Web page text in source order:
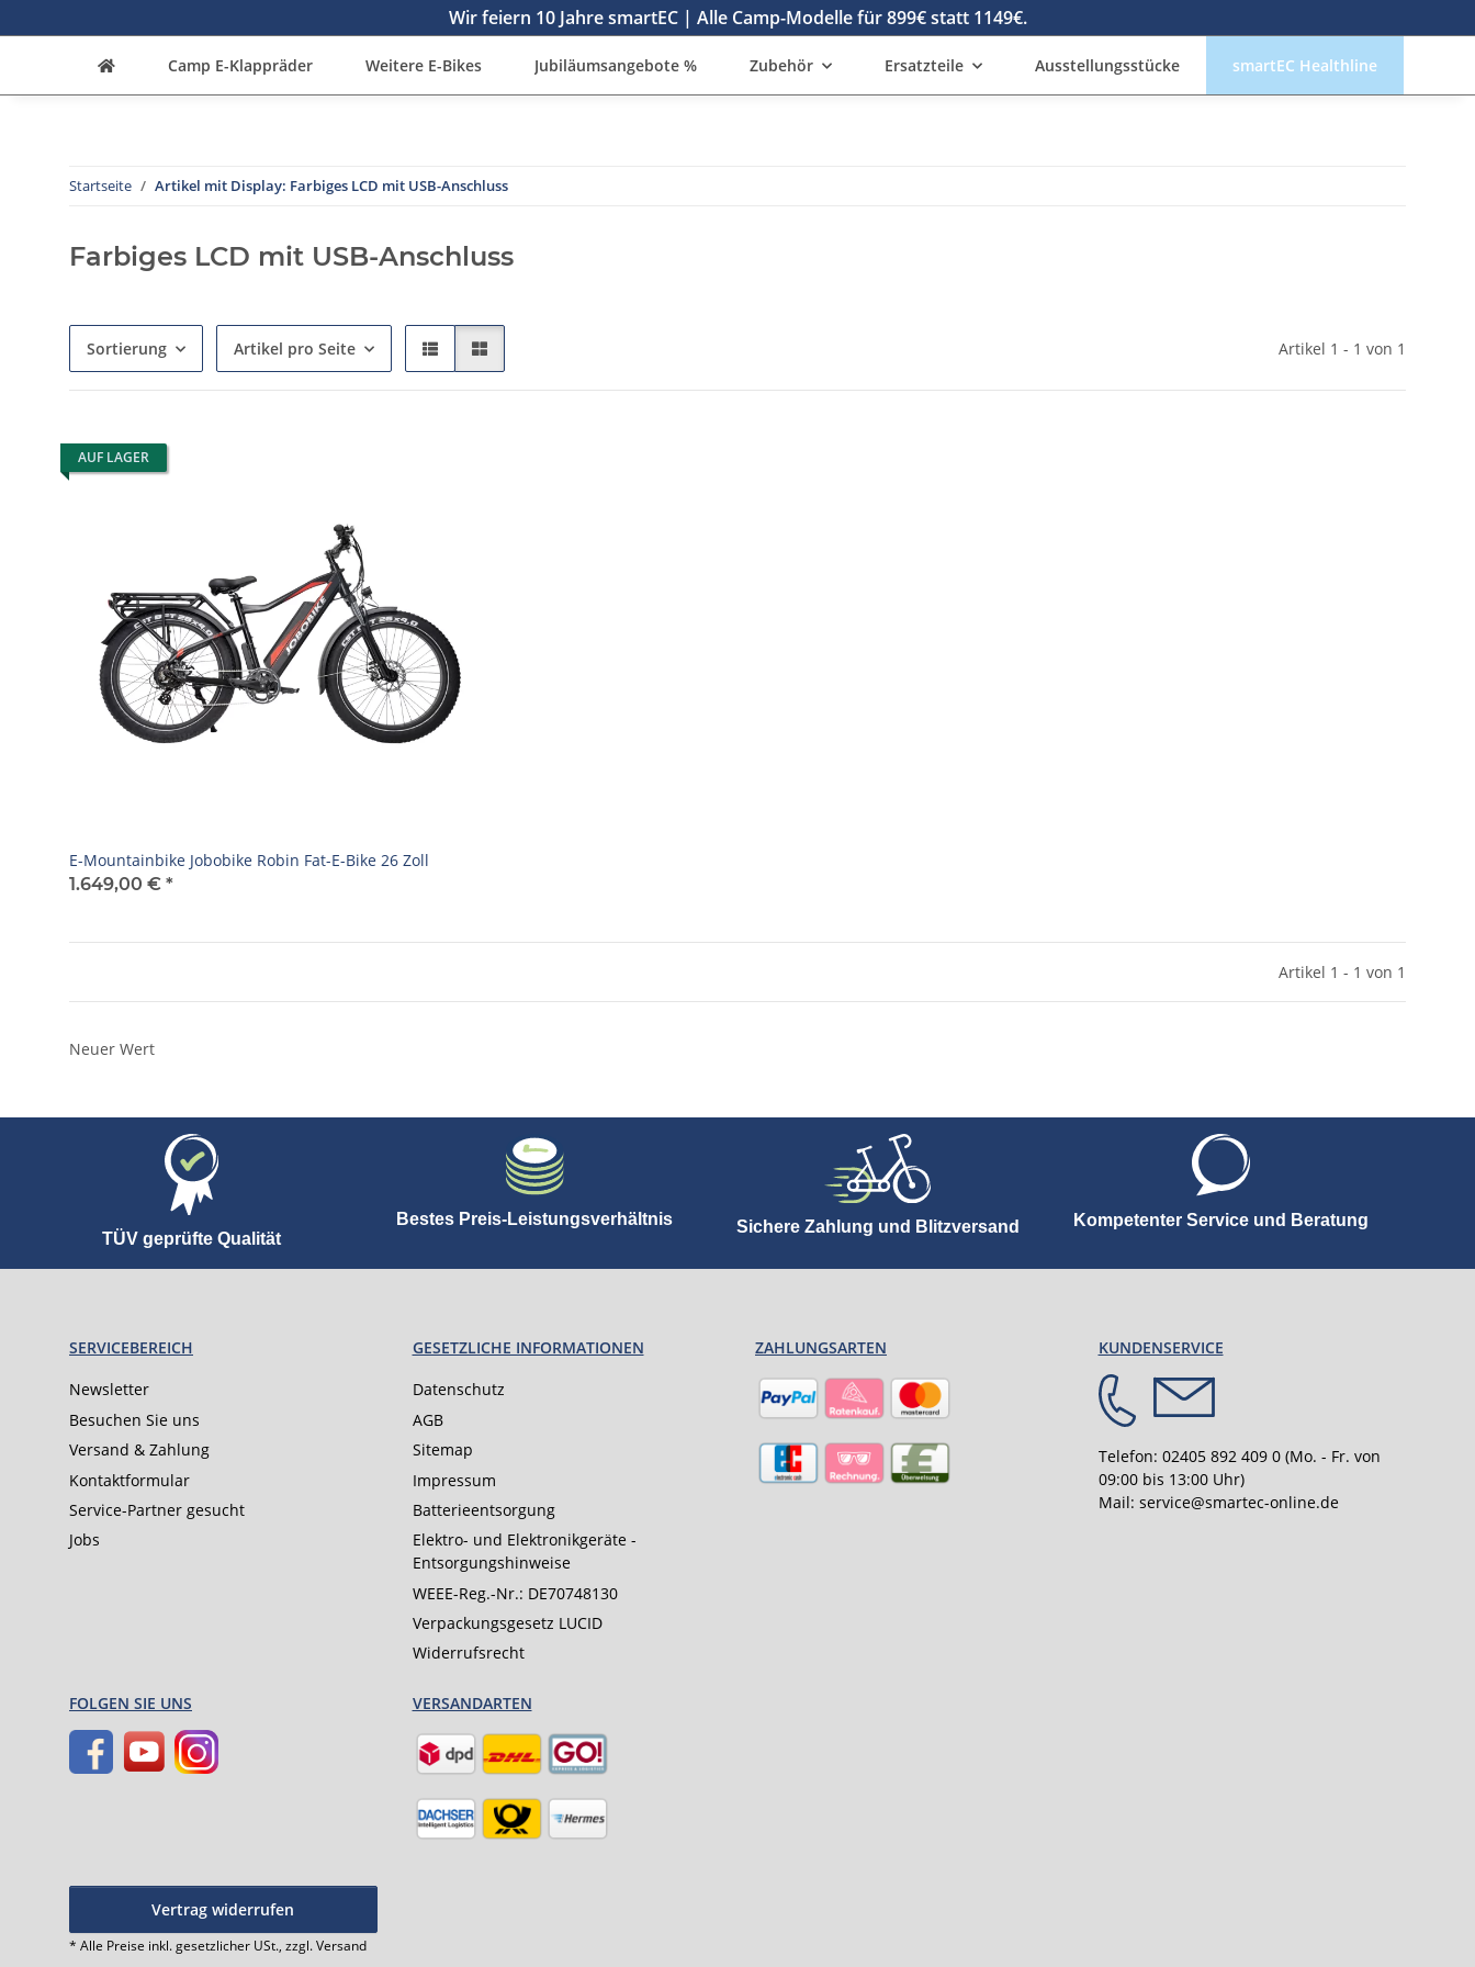
Wir feiern 10 Jahre smartEC | Alle Camp-Modelle für 899€ statt 1149€.
Camp E-Klappräder Weitere E-Bikes Jubiläumsangebote % Zubehör Ersatzteile Ausstellungsstücke smartEC Healthline
Startseite Artikel mit Display: Farbiges LCD mit USB-Anschluss
Farbiges LCD mit USB-Anschluss
Sortierung Artikel pro Seite Artikel 1 - 1 von 1
AUF LAGER
E-Mountainbike Jobobike Robin Fat-E-Bike 26 Zoll
1.649,00 € *
Artikel 1 - 1 von 1
Neuer Wert
TÜV geprüfte Qualität
Bestes Preis-Leistungsverhältnis Sichere Zahlung und Blitzversand Kompetenter Service und Beratung
SERVICEBEREICH
Newsletter
Besuchen Sie uns
Versand & Zahlung
Kontaktformular
Service-Partner gesucht
Jobs
GESETZLICHE INFORMATIONEN
Datenschutz
AGB
Sitemap
Impressum
Batterieentsorgung
Elektro- und Elektronikgeräte -
Entsorgungshinweise
WEEE-Reg.-Nr.: DE70748130
Verpackungsgesetz LUCID
Widerrufsrecht
ZAHLUNGSARTEN KUNDENSERVICE
Telefon: 02405 892 409 0(Mo. - Fr. von
09:00 bis 13:00 Uhr)
Mail: service@smartec-online.de
FOLGEN SIE UNS VERSANDARTEN
Vertrag widerrufen
* Alle Preise inkl. gesetzlicher USt., zzgl.Versand